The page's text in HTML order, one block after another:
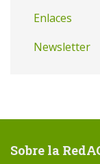
Enlaces
Newsletter
Sobre la